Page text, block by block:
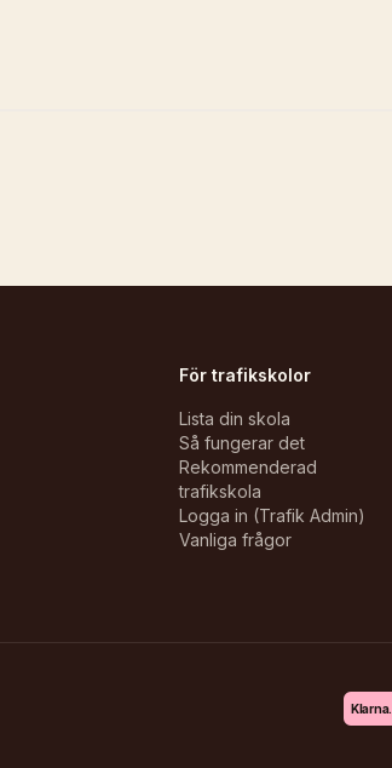
För trafikskolor
Lista din skola
Så fungerar det
Rekommenderad
trafikskola
Logga in (Trafik Admin)
Vanliga frågor
Klarna.